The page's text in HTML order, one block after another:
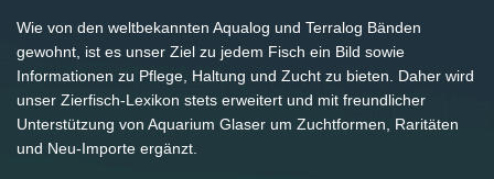
Wie von den weltbekannten Aqualog und Terralog Bänden
gewohnt, ist es unser Ziel zu jedem Fisch ein Bild sowie
Informationen zu Pflege, Haltung und Zucht zu bieten. Daher wird
unser Zierfisch-Lexikon stets erweitert und mit freundlicher
Unterstützung von Aquarium Glaser um Zuchtformen, Raritäten
und Neu-Importe ergänzt.